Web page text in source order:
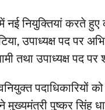
नई नियुक्तियां करते
उपाध्यक्ष पद पर
तथा उपाध्यक्ष पद
मुख्यमंत्री पुष्कर सिंह